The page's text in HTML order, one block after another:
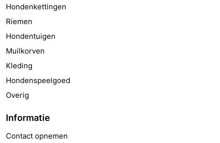
Hondenkettingen
Riemen
Hondentuigen
Muilkorven
Kleding
Hondenspeelgoed
Overig
Informatie
Contact opnemen